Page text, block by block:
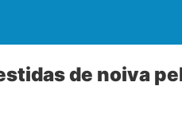
de noiva